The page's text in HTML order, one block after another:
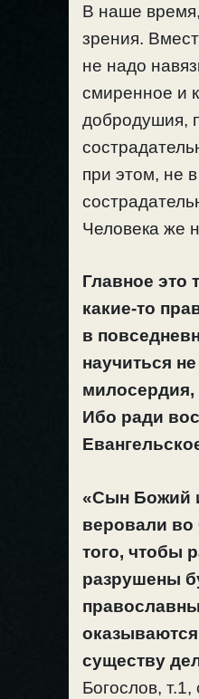
В наше время,
зрения.
не надо
смиренное и
добродушия,
при этом, не
Человека же
Главное это
какие-то
в
научиться
милосердия,
Ибо ради
«Сын Божий
веровали во
того, чтобы
разрушены
существу
Богослов, т.1,